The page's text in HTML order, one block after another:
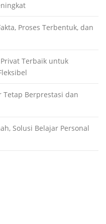
Proses Terbentuk, dan
Terbaik untuk
Tetap Berprestasi dan
Solusi Belajar Personal